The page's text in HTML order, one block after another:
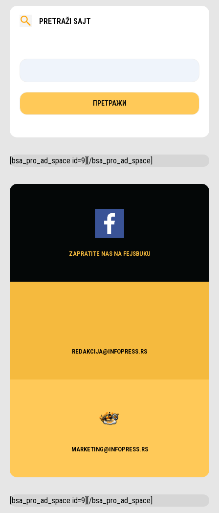
PRETRAŽI SAJT
[bsa_pro_ad_space id=9][/bsa_pro_ad_space]
ZAPRATITE NAS NA FEJSBUKU
REDAKCIJA@INFOPRESS.RS
MARKETING@INFOPRESS.RS
[bsa_pro_ad_space id=9][/bsa_pro_ad_space]